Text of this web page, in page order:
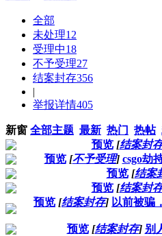
全部
未处理12
受理中18
不予受理27
结案封存356
|
举报详情405
新窗 全部主题 最新 热门 热帖
预览 [结案封
预览 [不予受理] csgo劫
预览 [结案
预览 [结案封
预览 [结案封存] 以前被骗
预览 [结案封存] 别